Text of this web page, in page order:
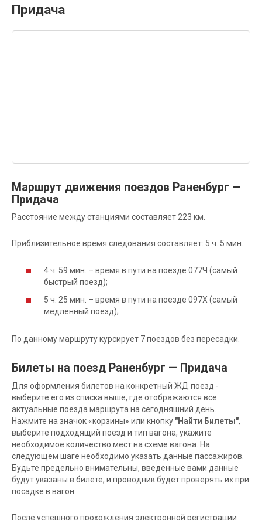
Придача
Маршрут движения поездов Раненбург —
Придача
Расстояние между станциями составляет 223 км.
Приблизительное время следования составляет: 5 ч. 5 мин.
4 ч. 59 мин. – время в пути на поезде 077Ч (самый
быстрый поезд);
5 ч. 25 мин. – время в пути на поезде 097Х (самый
медленный поезд);
По данному маршруту курсирует 7 поездов без пересадки.
Билеты на поезд Раненбург — Придача
Для оформления билетов на конкретный ЖД поезд -
выберите его из списка выше, где отображаются все
актуальные поезда маршрута на сегодняшний день.
Нажмите на значок «корзины» или кнопку "Найти Билеты",
выберите подходящий поезд и тип вагона, укажите
необходимое количество мест на схеме вагона. На
следующем шаге необходимо указать данные пассажиров.
Будьте предельно внимательны, введенные вами данные
будут указаны в билете, и проводник будет проверять их при
посадке в вагон.
После успешного прохождения электронной регистрации